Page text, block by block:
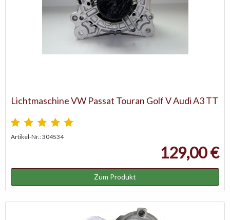
Lichtmaschine VW Passat Touran Golf V Audi A3 TT
Artikel-Nr.: 304534
129,00 €
Zum Produkt